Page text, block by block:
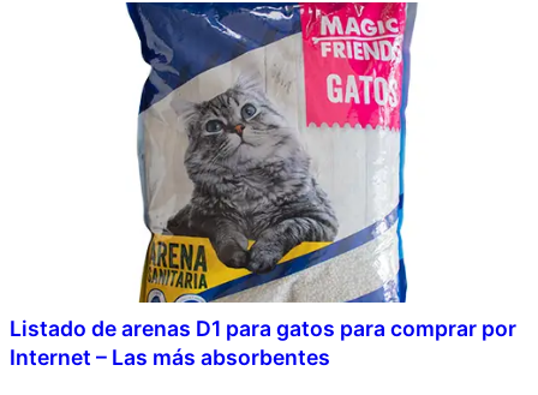
Listado de arenas D1 para gatos para comprar por
Internet – Las más absorbentes